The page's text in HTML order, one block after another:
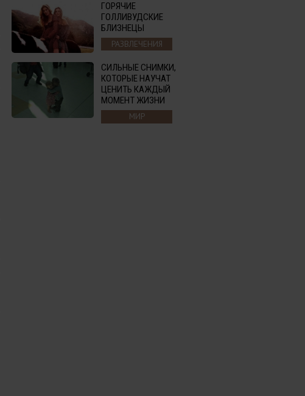
ГОРЯЧИЕ
ГОЛЛИВУДСКИЕ
БЛИЗНЕЦЫ
РАЗВЛЕЧЕНИЯ
СИЛЬНЫЕ СНИМКИ,
КОТОРЫЕ НАУЧАТ
ЦЕНИТЬ КАЖДЫЙ
МОМЕНТ ЖИЗНИ
МИР